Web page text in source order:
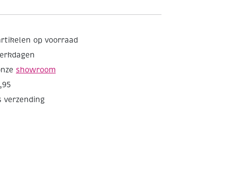
op voorraad
showroom
verzending